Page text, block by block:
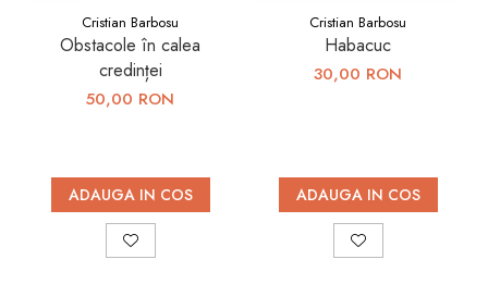
Cristian Barbosu
Obstacole în calea
credinței
50,00 RON
ADAUGA IN COS
Cristian Barbosu
Habacuc
30,00 RON
ADAUGA IN COS